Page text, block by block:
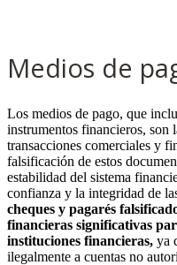
Medios de
Los medios de pago, que
instrumentos financieros, son
transacciones comerciales y
falsificación de estos
estabilidad del sistema
confianza y la integridad de
cheques y pagarés
financieras significativas
instituciones financieras, ya
ilegalmente a cuentas no